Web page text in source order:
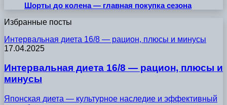
Шорты до колена — главная покупка сезона
Избранные посты
Интервальная диета 16/8 — рацион, плюсы и минусы
17.04.2025
Интервальная диета 16/8 — рацион, плюсы и
минусы
Японская диета — культурное наследие и эффективный